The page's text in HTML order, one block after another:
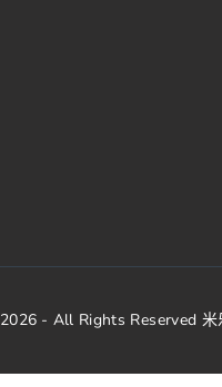
2026 - All Rights Reserved 米